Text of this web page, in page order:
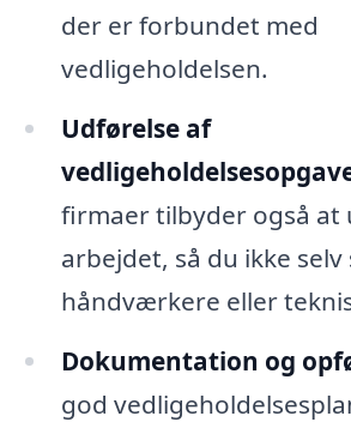
der er forbundet med
vedligeholdelsen.
Udførelse af
firmaer tilbyder også at
arbejdet, så du ikke selv
håndværkere eller
Dokumentation og
god